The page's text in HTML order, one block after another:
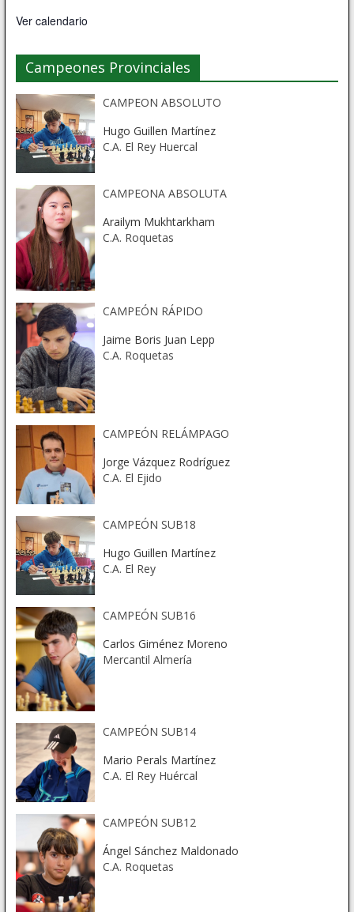
Ver calendario
Campeones Provinciales
CAMPEON ABSOLUTO
Hugo Guillen Martínez
C.A. El Rey Huercal
CAMPEONA ABSOLUTA
Arailym Mukhtarkham
C.A. Roquetas
CAMPEÓN RÁPIDO
Jaime Boris Juan Lepp
C.A. Roquetas
CAMPEÓN RELÁMPAGO
Jorge Vázquez Rodríguez
C.A. El Ejido
CAMPEÓN SUB18
Hugo Guillen Martínez
C.A. El Rey
CAMPEÓN SUB16
Carlos Giménez Moreno
Mercantil Almería
CAMPEÓN SUB14
Mario Perals Martínez
C.A. El Rey Huércal
CAMPEÓN SUB12
Ángel Sánchez Maldonado
C.A. Roquetas